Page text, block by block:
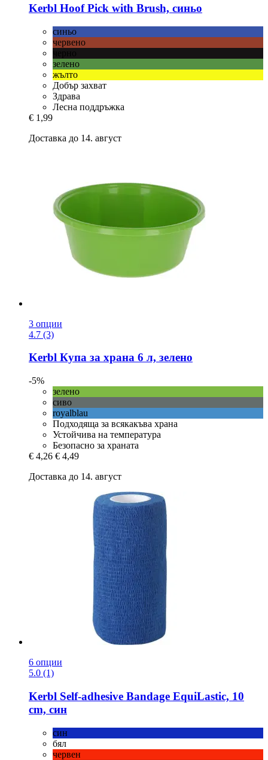
Kerbl Hoof Pick with Brush, синьо
синьо
червено
зелено
жълто
Добър захват
Здрава
Лесна поддръжка
€ 1,99
Доставка до 14. август
3 опции
4.7 (3)
Kerbl Купа за храна 6 л, зелено
-5%
зелено
сиво
royalblau
Подходяща за всякакъва храна
Устойчива на температура
Безопасно за храната
€ 4,26 € 4,49
Доставка до 14. август
6 опции
5.0 (1)
Kerbl Self-​adhesive Bandage EquiLastic, 10
cm, син
син
бял
червен